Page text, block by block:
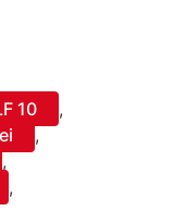
10
,
,
,
,